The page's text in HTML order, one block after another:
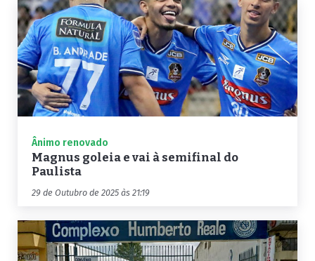
Ânimo renovado
Magnus goleia e vai à semifinal do
Paulista
29 de Outubro de 2025 às 21:19